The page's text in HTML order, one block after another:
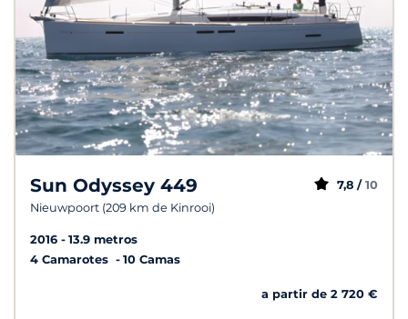
Sun Odyssey 449
Nieuwpoort (209 km de Kinrooi)
7,8 / 10
2016
13.9 metros
4 Camarotes
10 Camas
a partir de 2 720 €